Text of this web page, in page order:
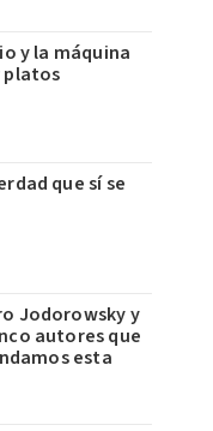
y la máquina
platos
que sí se
Jodorowsky y
autores que
esta